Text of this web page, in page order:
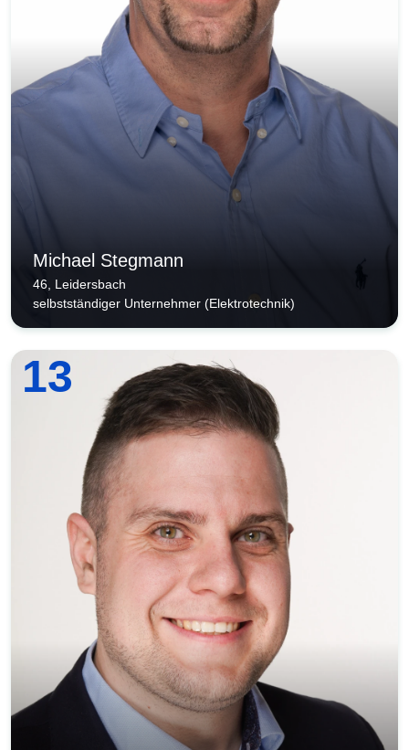
Michael Stegmann
46, Leidersbach
selbstständiger Unternehmer (Elektrotechnik)
13